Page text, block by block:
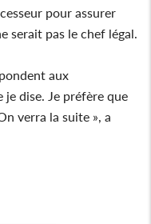
pour assurer
serait pas le chef légal.
aux
dise. Je préfère que
verra la suite », a